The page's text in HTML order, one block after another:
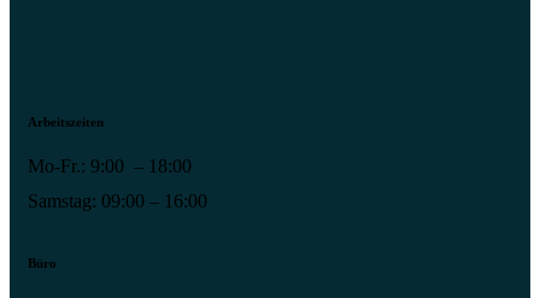
Arbeitszeiten
Mo-Fr.: 9:00 – 18:00
Samstag: 09:00 – 16:00
Büro